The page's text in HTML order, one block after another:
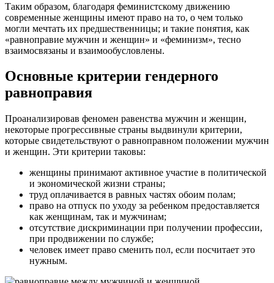
Таким образом, благодаря феминистскому движению
современные женщины имеют право на то, о чем только
могли мечтать их предшественницы; и такие понятия, как
«равноправие мужчин и женщин» и «феминизм», тесно
взаимосвязаны и взаимообусловлены.
Основные критерии гендерного
равноправия
Проанализировав феномен равенства мужчин и женщин,
некоторые прогрессивные страны выдвинули критерии,
которые свидетельствуют о равноправном положении мужчин
и женщин. Эти критерии таковы:
женщины принимают активное участие в политической
и экономической жизни страны;
труд оплачивается в равных частях обоим полам;
право на отпуск по уходу за ребенком предоставляется
как женщинам, так и мужчинам;
отсутствие дискриминации при получении профессии,
при продвижении по службе;
человек имеет право сменить пол, если посчитает это
нужным.